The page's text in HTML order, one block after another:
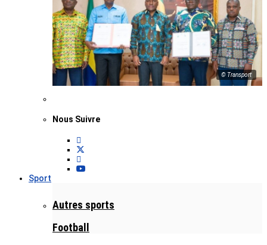
© Transport
Nous Suivre
Sport
Autres sports
Football